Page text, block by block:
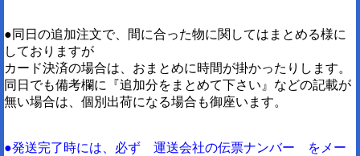
●同日の追加注文で、間に合った物に関してはまとめる様に
しておりますが
カード決済の場合は、おまとめに時間が掛かったりします。
同日でも備考欄に『追加分をまとめて下さい』などの記載が
無い場合は、個別出荷になる場合も御座います。
●発送完了時には、必ず 運送会社の伝票ナンバー をメー